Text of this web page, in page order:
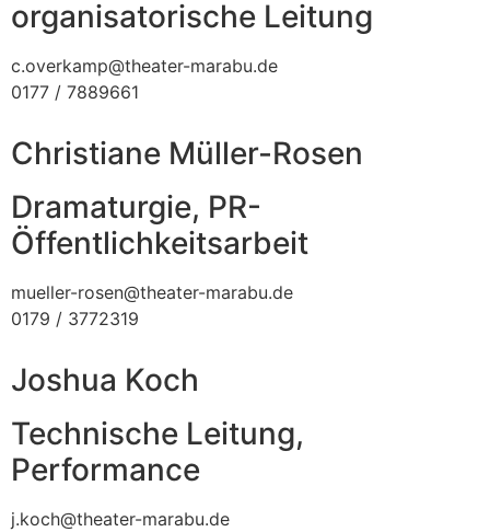
organisatorische Leitung
c.overkamp@theater-marabu.de
0177 / 7889661
Christiane Müller-Rosen
Dramaturgie, PR-
Öffentlichkeitsarbeit
mueller-rosen@theater-marabu.de
0179 / 3772319
Joshua Koch
Technische Leitung,
Performance
j.koch@theater-marabu.de